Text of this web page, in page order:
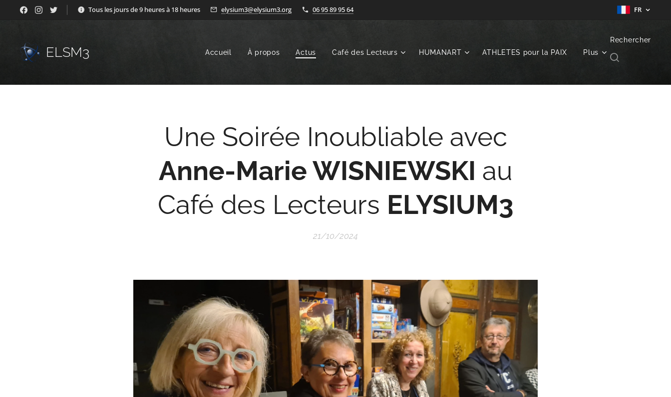
Tous les jours de 9 heures à 18 heures elysium3@elysium3.org 06 95 89 95 64 FR
ELSM3 Accueil À propos Actus Café des Lecteurs HUMANART ATHLETES pour la PAIX Plus
Rechercher
Une Soirée Inoubliable avec
Anne-Marie WISNIEWSKI au
Café des Lecteurs ELYSIUM3
21/10/2024